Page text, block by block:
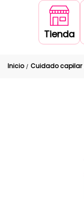
Tienda
Inicio / Cuidado capilar